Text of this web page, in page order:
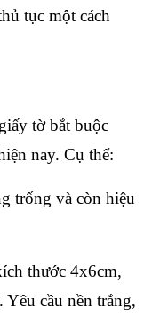
tục một cách
tờ bắt buộc
nay. Cụ thể:
trống và còn hiệu
thước 4x6cm,
cầu nền trắng,